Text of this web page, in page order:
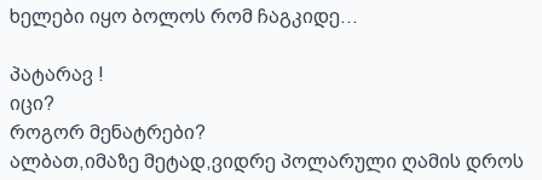
ხელები იყო ბოლოს რომ ჩაგკიდე...
პატარავ !
იცი?
როგორ მენატრები?
ალბათ,იმაზე მეტად,ვიდრე პოლარული ღამის დროს